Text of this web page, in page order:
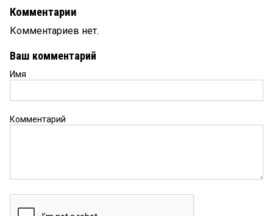
Комментарии
Комментариев нет.
Ваш комментарий
Имя
Комментарий